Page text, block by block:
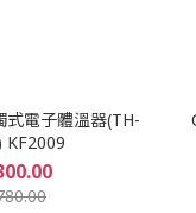
式電子體溫器(TH-
KF2009